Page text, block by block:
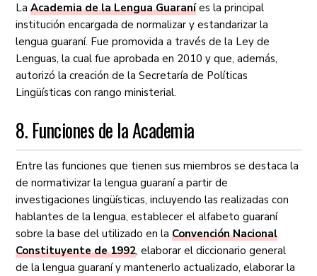
LaAcademia de la Lengua Guaraníes la principal
institución encargada de normalizar y estandarizar la
lengua guaraní. Fue promovida a través de la Ley de
Lenguas, la cual fue aprobada en 2010 y que, además,
autorizó la creación de la Secretaría de Políticas
Lingüísticas con rango ministerial.
8. Funciones de la Academia
Entre las funciones que tienen sus miembros se destaca la
de normativizar la lengua guaraní a partir de
investigaciones lingüísticas, incluyendo las realizadas con
hablantes de la lengua, establecer el alfabeto guaraní
sobre la base del utilizado en laConvención Nacional
Constituyente de 1992, elaborar el diccionario general
de la lengua guaraní y mantenerlo actualizado, elaborar la